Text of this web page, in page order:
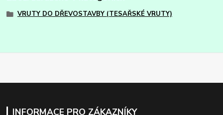
VRUTY DO DŘEVOSTAVBY (TESAŘSKÉ VRUTY)
INFORMACE PRO ZÁKAZNÍKY